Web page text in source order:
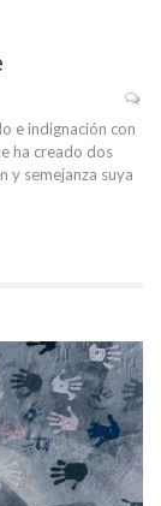
e indignación con
ha creado dos
y semejanza suya